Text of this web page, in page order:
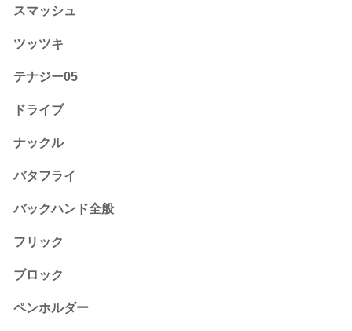
スマッシュ
ツッツキ
テナジー05
ドライブ
ナックル
バタフライ
バックハンド全般
フリック
ブロック
ペンホルダー